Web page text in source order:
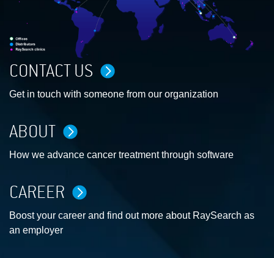
CONTACT US
Get in touch with someone from our organization
ABOUT
How we advance cancer treatment through software
CAREER
Boost your career and find out more about RaySearch as
an employer